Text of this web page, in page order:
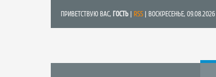
ПРИВЕТСТВУЮ ВАС, ГОСТЬ RSS | ВОСКРЕСЕНЬЕ, 09.08.2026